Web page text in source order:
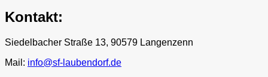
Kontakt:
Siedelbacher Straße 13, 90579 Langenzenn
Mail: info@sf-laubendorf.de